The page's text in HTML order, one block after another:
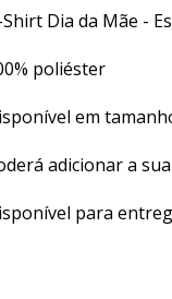
Dia da Mãe -
poliéster
em
adicionar a
para